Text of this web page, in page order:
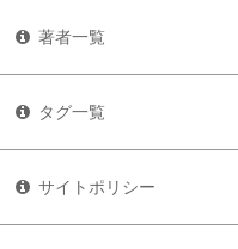
著者一覧
タグ一覧
サイトポリシー